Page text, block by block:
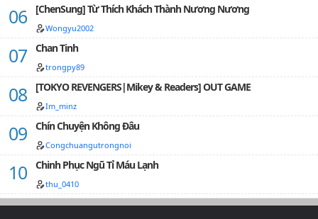
[ChenSung] Từ Thích Khách Thành Nương Nương
Wongyu2002
Chan Tinh
trongpy89
[TOKYO REVENGERS|Mikey & Readers] OUT GAME
Im_minz
Chín Chuyện Không Đâu
Congchuangutrongnoi
Chinh Phục Ngũ Tỉ Máu Lạnh
thu_0410